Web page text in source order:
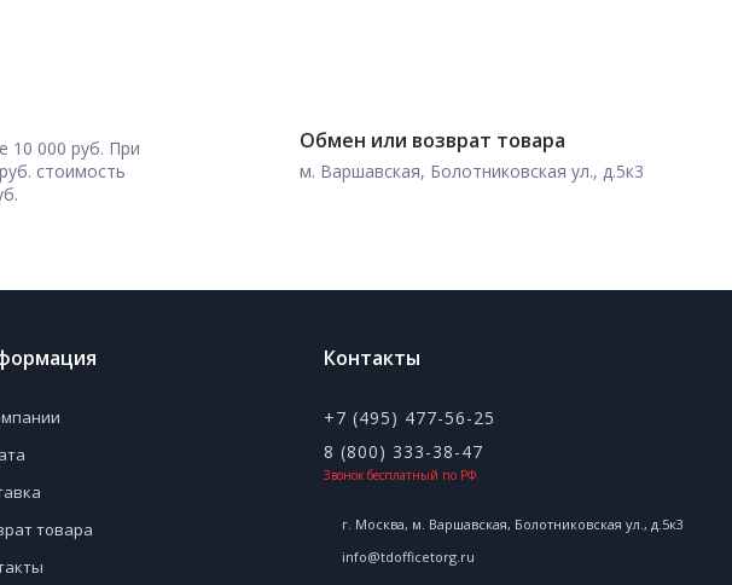
10 000 руб. При
стоимость
Обмен или возврат товара
м. Варшавская, Болотниковская ул., д.5к3
товара
Контакты
+7 (495) 477-56-25
8 (800) 333-38-47
Звонок бесплатный по РФ
г. Москва, м. Варшавская, Болотниковская ул., д.5к3
info@tdofficetorg.ru